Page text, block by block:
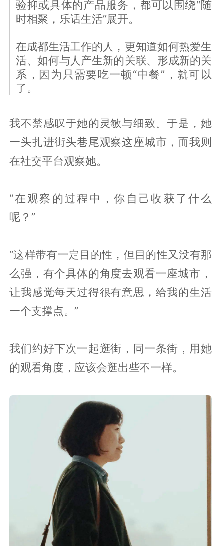
验抑或具体的产品服务，都可以围绕“随
时相聚，乐话生活”展开。
在成都生活工作的人，更知道如何热爱生
活、如何与人产生新的关联、形成新的关
系，因为只需要吃一顿“中餐”，就可以
了。
我不禁感叹于她的灵敏与细致。于是，她
一头扎进街头巷尾观察这座城市，而我则
在社交平台观察她。
“在观察的过程中，你自己收获了什么
呢？”
“这样带有一定目的性，但目的性又没有那
么强，有个具体的角度去观看一座城市，
让我感觉每天过得很有意思，给我的生活
一个支撑点。”
我们约好下次一起逛街，同一条街，用她
的观看角度，应该会逛出些不一样。